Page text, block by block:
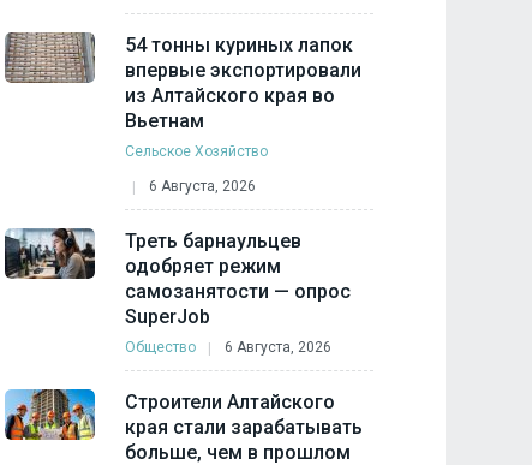
54 тонны куриных лапок
впервые экспортировали
из Алтайского края во
Вьетнам
Сельское Хозяйство
6 Августа, 2026
Треть барнаульцев
одобряет режим
самозанятости — опрос
SuperJob
Общество 6 Августа, 2026
Строители Алтайского
края стали зарабатывать
больше, чем в прошлом